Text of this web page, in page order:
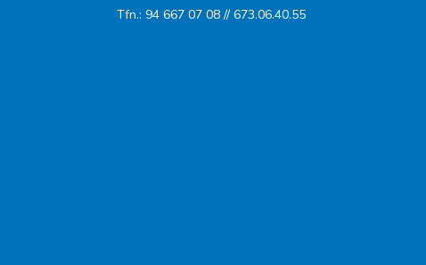
Tfn.: 94 667 07 08 // 673.06.40.55